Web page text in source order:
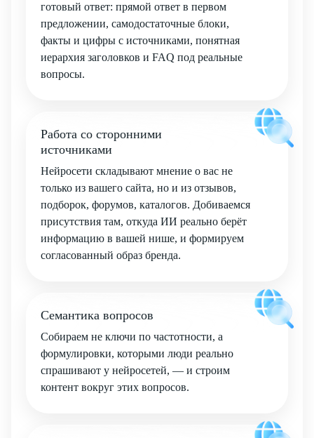
готовый ответ: прямой ответ в первом
предложении, самодостаточные блоки,
факты и цифры с источниками, понятная
иерархия заголовков и FAQ под реальные
вопросы.
Работа со сторонними
источниками
Нейросети складывают мнение о вас не
только из вашего сайта, но и из отзывов,
подборок, форумов, каталогов. Добиваемся
присутствия там, откуда ИИ реально берёт
информацию в вашей нише, и формируем
согласованный образ бренда.
Семантика вопросов
Собираем не ключи по частотности, а
формулировки, которыми люди реально
спрашивают у нейросетей, — и строим
контент вокруг этих вопросов.